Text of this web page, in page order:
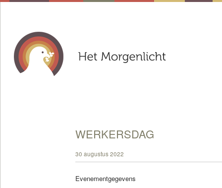
WERKERSDAG
30 augustus 2022
Evenementgegevens